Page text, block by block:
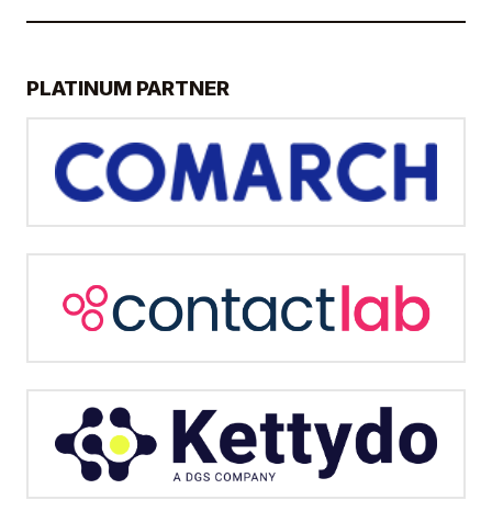
PLATINUM PARTNER